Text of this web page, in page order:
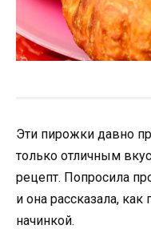
Эти пирожки давно
только отличным
рецепт. Попросила
и она рассказала,
начинкой.